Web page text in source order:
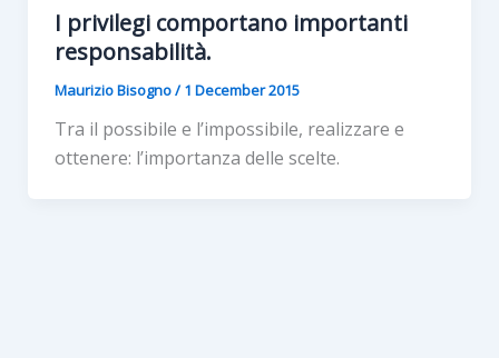
I privilegi comportano importanti
responsabilità.
Maurizio Bisogno/1 December 2015
Tra il possibile e l’impossibile, realizzare e
ottenere: l’importanza delle scelte.